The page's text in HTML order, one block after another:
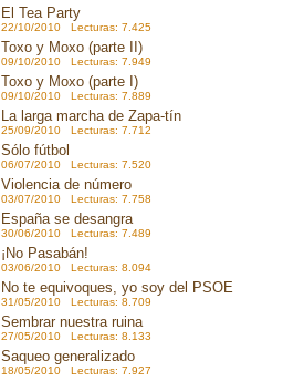
El Tea Party
22/10/2010 Lecturas: 7.425
Toxo y Moxo (parte II)
09/10/2010 Lecturas: 7.949
Toxo y Moxo (parte I)
09/10/2010 Lecturas: 7.889
La larga marcha de Zapa-tín
25/09/2010 Lecturas: 7.712
Sólo fútbol
06/07/2010 Lecturas: 7.520
Violencia de número
03/07/2010 Lecturas: 7.758
España se desangra
30/06/2010 Lecturas: 7.489
¡No Pasabán!
03/06/2010 Lecturas: 8.094
No te equivoques, yo soy del PSOE
31/05/2010 Lecturas: 8.709
Sembrar nuestra ruina
27/05/2010 Lecturas: 8.133
Saqueo generalizado
18/05/2010 Lecturas: 7.927